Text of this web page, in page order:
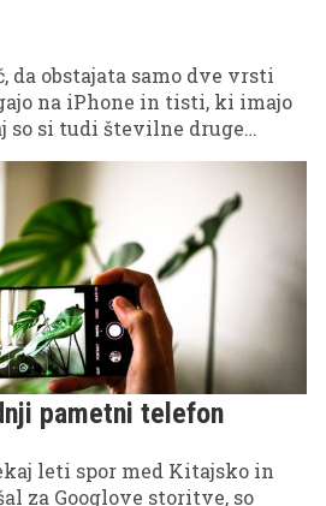
da obstajata samo dve vrsti
na iPhone in tisti, ki imajo
so si tudi številne druge
izborile svoj prostor pod
za raznolikost na trgu. A kako
telefon je pravi za vas?
po nakupu telefona in nasvete,
lažje izbrali pametni
vašim željam in zahtevam.
pametni telefon
leti spor med Kitajsko in
za Googlove storitve, so